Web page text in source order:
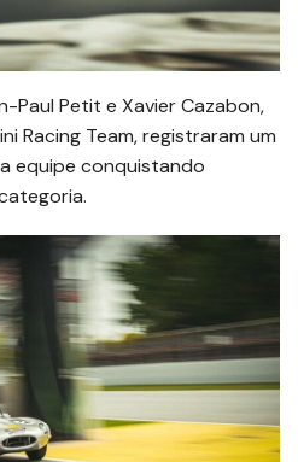
Paul Petit e Xavier Cazabon,
Racing Team, registraram um
equipe conquistando